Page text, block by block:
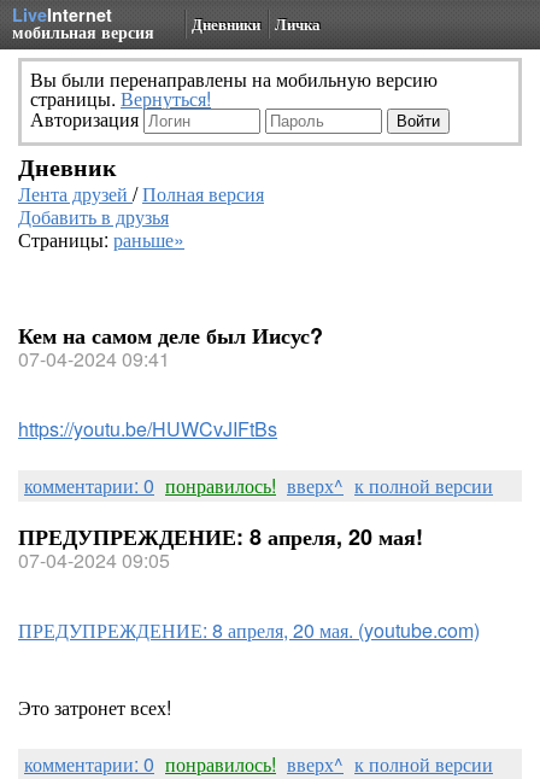
LiveInternet
мобильная версия Дневники Личка
Вы были перенаправлены на мобильную версию
страницы. Вернуться!
Авторизация
Дневник
Лента друзей /Полная версия
Добавить в друзья
Страницы: раньше»
Кем на самом деле был Иисус?
07-04-2024 09:41
https://youtu.be/HUWCvJIFtBs
комментарии: 0 понравилось! вверх^ к полной версии
ПРЕДУПРЕЖДЕНИЕ: 8 апреля, 20 мая!
07-04-2024 09:05
ПРЕДУПРЕЖДЕНИЕ: 8 апреля, 20 мая. (youtube.com)
Это затронет всех!
комментарии: 0 понравилось! вверх^ к полной версии